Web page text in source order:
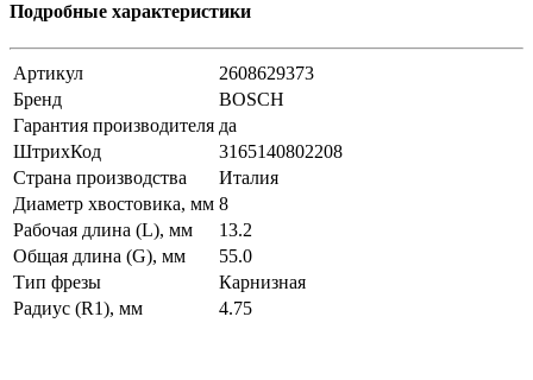
Подробные характеристики
Артикул
2608629373
Бренд
BOSCH
Гарантия производителя да
ШтрихКод
3165140802208
Страна производства
Италия
Диаметр хвостовика, мм 8
Рабочая длина (L), мм
13.2
Общая длина (G), мм
55.0
Тип фрезы
Карнизная
Радиус (R1), мм
4.75